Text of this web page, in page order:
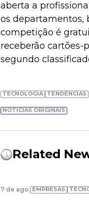
aberta a
os departamentos,
competição é
receberão cartões-
segundo
TECNOLOGIA TENDÊNCIAS
NOTÍCIAS ORIGINAIS
Related
7 de ago. EMPRESAS